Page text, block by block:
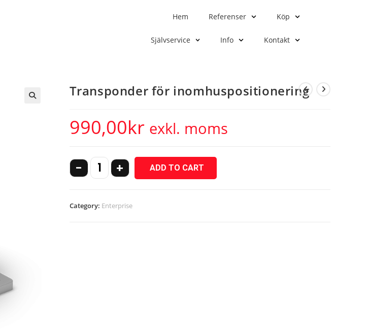
Hem Referenser Köp
Självservice Info Kontakt
Transponder för inomhuspositionering
990,00kr exkl. moms
- + ADD TO CART
Category: Enterprise